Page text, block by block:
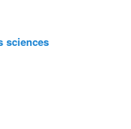
sciences